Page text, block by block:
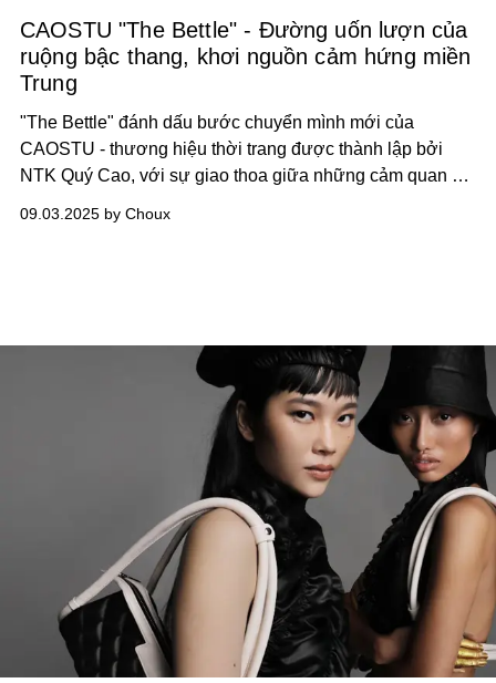
CAOSTU "The Bettle" - Đường uốn lượn của
ruộng bậc thang, khơi nguồn cảm hứng miền
Trung
"The Bettle" đánh dấu bước chuyển mình mới của
CAOSTU - thương hiệu thời trang được thành lập bởi
NTK Quý Cao, với sự giao thoa giữa những cảm quan về
cứng, mang câu chuyện tái sinh và vĩnh cửu.
09.03.2025 by Choux